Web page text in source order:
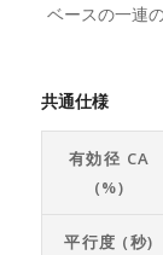
ベースの一連
共通仕様
有効径 CA
(%)
平行度 (秒)